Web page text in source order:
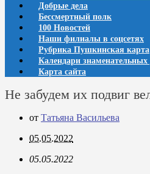
Добрые дела
Бессмертный полк
100 Новостей
Наши филиалы в соцсетях
Рубрика Пушкинская карта
Календари знаменательных
Карта сайта
Не забудем их подвиг
от Татьяна Васильева
05.05.2022
05.05.2022